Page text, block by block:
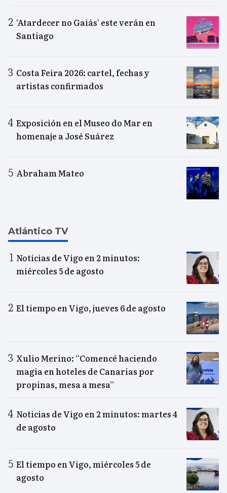
‘Atardecer no Gaiás’ este verán en
Santiago
Costa Feira 2026: cartel, fechas y
artistas confirmados
Exposición en el Museo do Mar en
homenaje a José Suárez
Abraham Mateo
Atlántico TV
Noticias de Vigo en 2 minutos:
miércoles 5 de agosto
El tiempo en Vigo, jueves 6 de agosto
Xulio Merino: “Comencé haciendo
magia en hoteles de Canarias por
propinas, mesa a mesa”
Noticias de Vigo en 2 minutos: martes 4
de agosto
El tiempo en Vigo, miércoles 5 de
agosto